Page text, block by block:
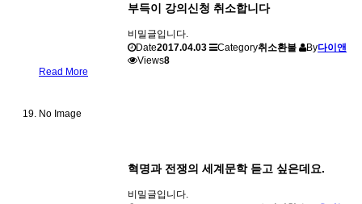
부득이 강의신청 취소합니다
비밀글입니다.
Date2017.04.03 Category취소환불 By다이앤
Views8
Read More
No Image
혁명과 전쟁의 세계문학 듣고 싶은데요.
비밀글입니다.